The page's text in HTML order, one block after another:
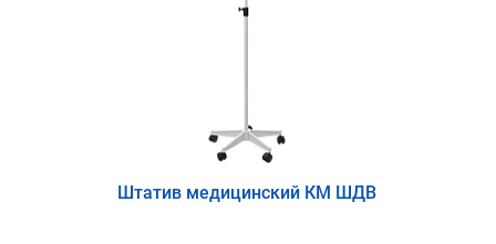
Штатив медицинский КМ ШДВ